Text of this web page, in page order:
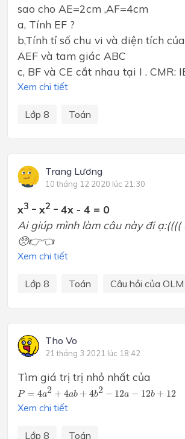
sao cho AE=2cm ,AF=4cm
a, Tính EF ?
b,Tính tỉ số chu vi và diện tích
AEF và tam giác ABC
c, BF và CE cắt nhau tại I . CMR:
Xem chi tiết
Lớp 8 Toán
Trang Lương
10 tháng 12 2020 lúc 21:30
x3 _ x2 _ 4x - 4 = 0
Ai giúp mình làm câu này đi ạ:((((
🥺👉👈
Xem chi tiết
Lớp 8 Toán Câu hỏi của OLM
Tho Vo
21 tháng 3 2021 lúc 18:42
Tìm giá trị trị nhỏ nhất của
P = 4a2 + 4ab + 4b2 − 12a − 12b + 12
a2+ b 4 −12
Xem chi tiết
Lớp 8 Toán